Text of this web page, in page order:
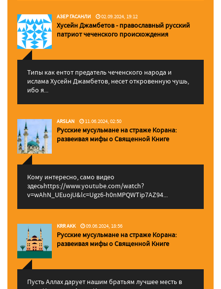
АЗЕР ГАСАНЛИ 02.09.2024, 19:12
Хусейн Джамбетов - православный русский
патриот чеченского происхождения
Типы как ентот предатель чеченского народа и
ислама Хусейн Джамбетов, несет откровенную чушь,
ибо я...
ARSLAN 11.06.2024, 02:50
Русские мусульмане на страже Корана:
pазвеивая мифы о Священной Книге
Кому интересно, само видео
здесьhttps://www.youtube.com/watch?
v=wAhN_UEuojU&lc=Ugz6-h0nMPQWTip7AZ94...
KRR AKK 09.06.2024, 18:56
Русские мусульмане на страже Корана:
pазвеивая мифы о Священной Книге
Пусть Аллах дарует нашим братьям лучшее месть в